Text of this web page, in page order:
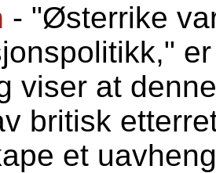
- "Østerrike
viser at
britisk
et